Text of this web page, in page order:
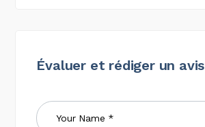
Évaluer et rédiger un avis